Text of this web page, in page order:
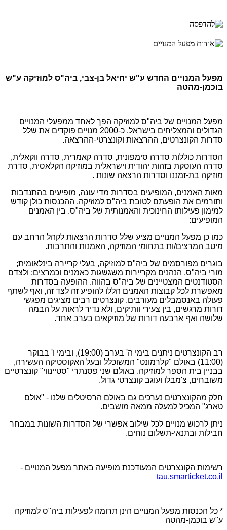
מפעל המנויים החדש ע"ש יחיאל בן-צבי, ביה"ס למוזיקה ע"ש
בוכמן-מהטה
מפעל המנויים של ביה"ס למוזיקה הפך לאחד ממפעלי המנויים
הגדולים והמצליחים בישראל. כ-2000 מנויים פוקדים את שלל
סדרות הקונצרטים, ההרצאות וקונצרטי-ההרצאה.
הסדרות כוללות סדרה סימפונית, סדרה קאמרית, סדרה ווקאלית,
סדרה העוסקת בזהות יהודית וישראלית במוזיקה הקלאסית, סדרת
מוזיקה בת-זמננו וסדרות הרצאה שונות .
מאות האמנים, המופיעים בסדרות מדי עונה, מופיעים בהתנדבות
ותורמים את הופעתם לטובת ביה"ס למוזיקה. ההכנסות כולן קודש
למימון פעילותו החינוכית והאמנותית של ביה"ס. בין האמנים
המופיעים:
כמו כן מפעל המנויים מציע שלל סדרות הרצאות לקהל הרחב עם
מיטב המרצים/ות בתחומי המוזיקה, האמנות והתרבות.
בוגרים מפורסמים של ביה"ס למוזיקה, בעלי קריירה בינלאומית;
מורי ביה"ס, הנהנים מקריירות משגשגות כאמנים וכמרצים; ולצדם
הסטודנטים המצטיינים של ביה"ס בהווה. ההופעה בסדרות
מאפשרת לכל קבוצות האמנים הללו להופיע זה לצד זה, ואף לשתף
פעולה באנסמבלים מעורבים. קונצרטים רבים מציגים מפגשי
דורות מרגשים, בין צעירי וותיקים, ולא נדיר לראות על הבמה
שלושה ואף ארבעה דורות של מוזיקאים בערב אחד.
רב הקונצרטים ניתנים בימי ה' בערב (19:00), ובימי ו' בבוקר
(11:00) באולם "קלרמונט" המשוכלל ובעל האקוסטיקה העשירה,
בבניין בית הספר למוזיקה. באולם שני פסנתרי "סטיינווי" קונצרטיים
משובחים, צ'מבלו ועוגב קונצרטי גדול.
חלק מהקונצרטים נערכים גם באולם הרסיטלים שלנו - "אולם
טארג" המכיל למעלה ממאה מושבים.
ניתן לרכוש מנויים לכל שילוב אפשרי של הסדרות השונות במבחר
חבילות ובתנאי-תשלום נוחים.
רשימות הקונצרטים המעודכנת מופיעה באתר מפעל המנויים -
tau.smarticket.co.il
* כל הכנסות מפעל המנויים הינן תרומה לפעילות ביה"ס למוזיקה
ע"ש בוכמן-מהטה